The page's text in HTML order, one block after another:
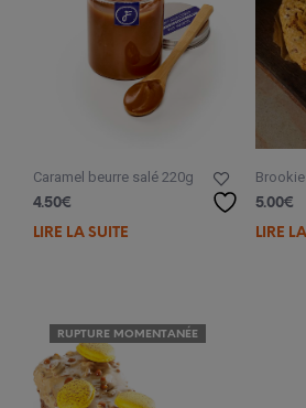
Caramel beurre salé 220g
4.50€
LIRE LA SUITE
5.00€
LIRE
RUPTURE MOMENTANÉE